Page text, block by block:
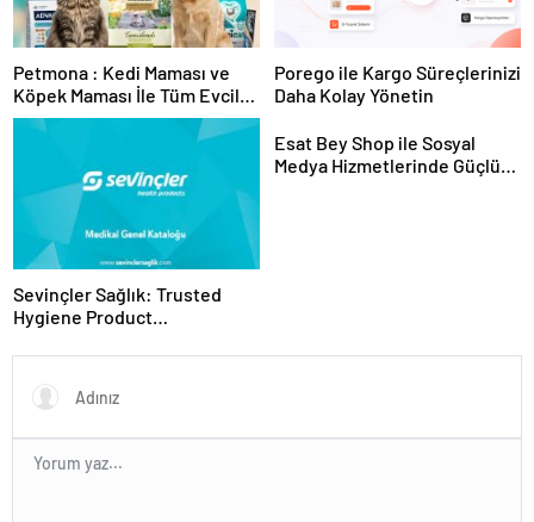
Petmona : Kedi Maması ve
Köpek Maması İle Tüm Evcil
Hayvan Ürünleri
Porego ile Kargo Süreçlerinizi
Daha Kolay Yönetin
Sevinçler Sağlık: Trusted
Hygiene Product
Esat Bey Shop ile Sosyal
Medya Hizmetlerinde Güçlü